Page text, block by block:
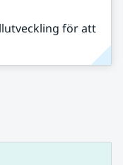
för att